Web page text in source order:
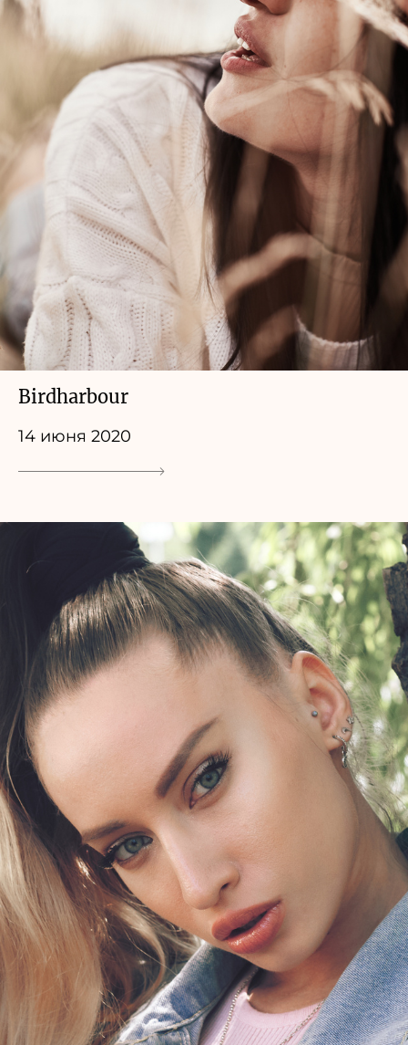
Birdharbour
14 июня 2020